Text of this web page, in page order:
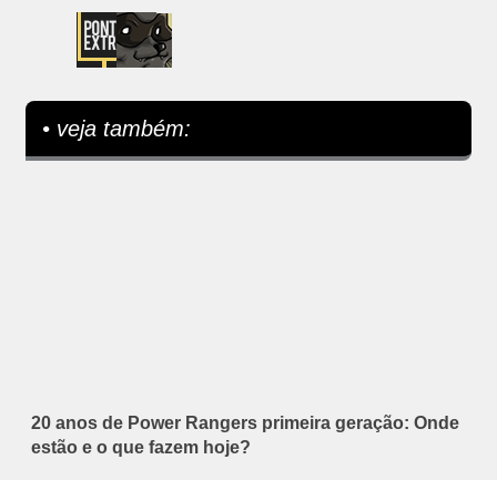
• veja também:
20 anos de Power Rangers primeira geração: Onde
estão e o que fazem hoje?